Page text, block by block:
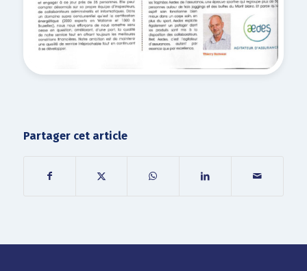
Partager cet article